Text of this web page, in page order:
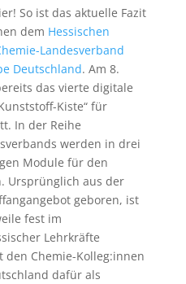
So ist das aktuelle Fazit
dem Hessischen
Landesverband
Deutschland. Am 8.
das vierte digitale
Kiste“ für
In der Reihe
werden in drei
Module für den
Ursprünglich aus der
geboren, ist
fest im
Lehrkräfte
den Chemie-Kolleg:innen
dafür als